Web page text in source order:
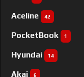
Aceline 42
PocketBook 1
Hyundai 14
Akai 6